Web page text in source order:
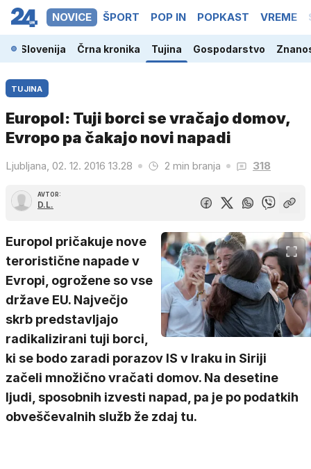
NOVICE ŠPORT POP IN POPKAST VREME
Slovenija Črna kronika Tujina Gospodarstvo
TUJINA
Europol: Tuji borci se vračajo domov,
Evropo pa čakajo novi napadi
Ljubljana, 02. 12. 2016 13.28 2 min branja 318
AVTOR:
D.L.
Europol pričakuje nove
teroristične napade v
Evropi, ogrožene so vse
države EU. Največjo
skrb predstavljajo
radikalizirani tuji borci,
ki se bodo zaradi porazov IS v Iraku in Siriji
začeli množično vračati domov. Na desetine
ljudi, sposobnih izvesti napad, pa je po podatkih
obveščevalnih služb že zdaj tu.